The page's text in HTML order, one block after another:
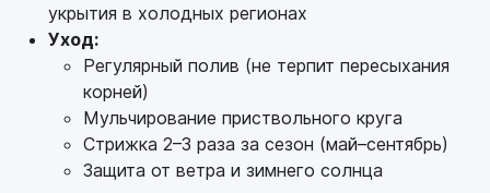
укрытия в холодных регионах
Уход:
Регулярный полив (не терпит пересыхания
корней)
Мульчирование приствольного круга
Стрижка 2–3 раза за сезон (май–сентябрь)
Защита от ветра и зимнего солнца